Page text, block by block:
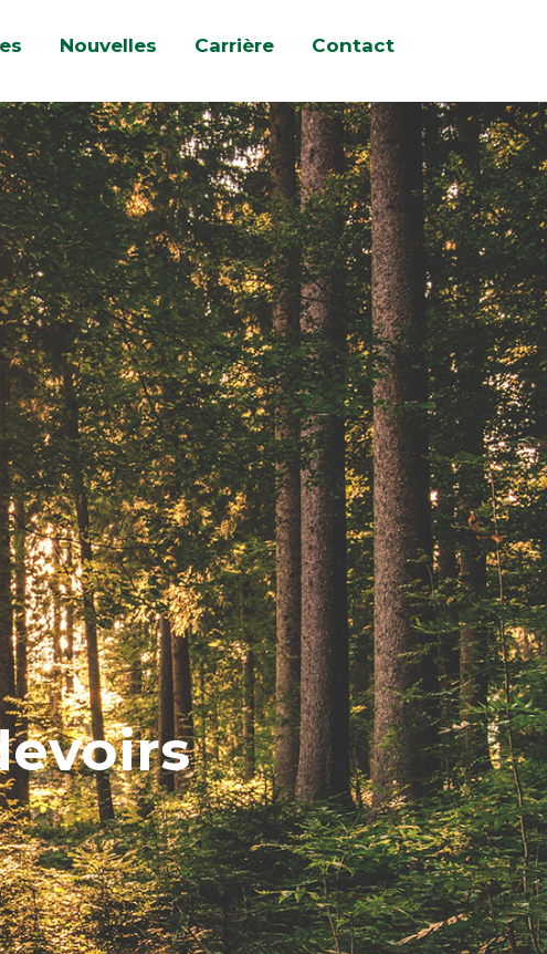
Nouvelles Carrière Contact